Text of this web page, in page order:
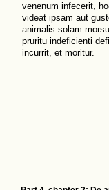
venenum infecerit,
videat ipsam aut
animalis solam
pruritu indeficienti
incurrit, et moritur.